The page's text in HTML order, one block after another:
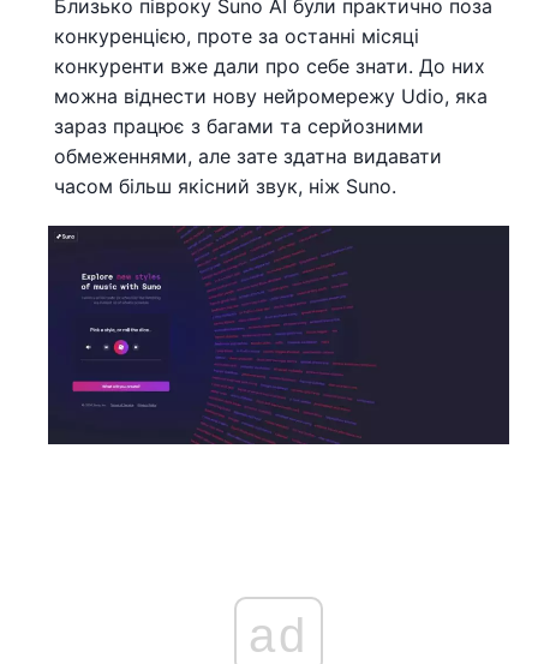
Близько півроку Suno AI були практично поза
конкуренцією, проте за останні місяці
конкуренти вже дали про себе знати. До них
можна віднести нову нейромережу Udio, яка
зараз працює з багами та серйозними
обмеженнями, але зате здатна видавати
часом більш якісний звук, ніж Suno.
ad